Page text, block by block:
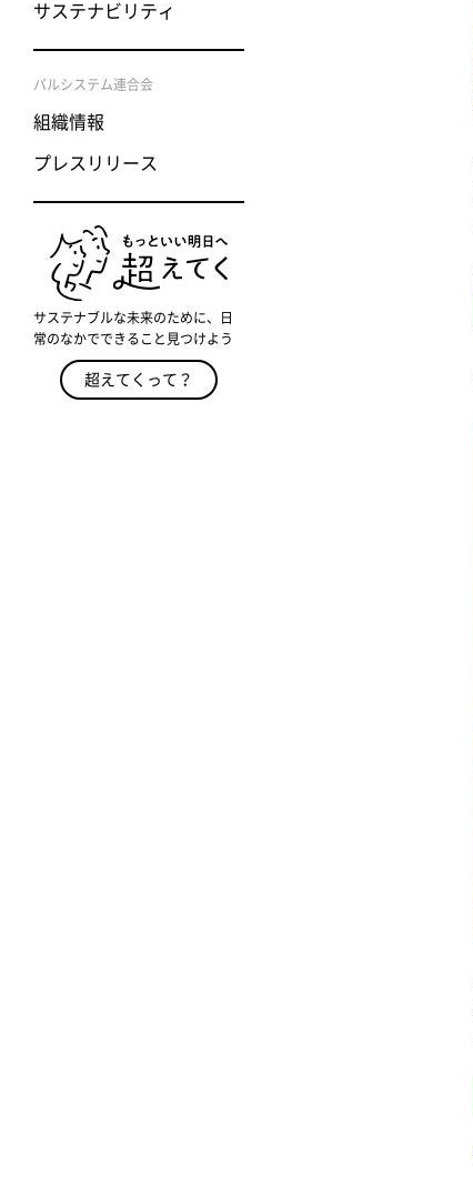
サステナビリティ
パルシステム連合会
組織情報
プレスリリース
サステナブルな未来のために、日
常のなかでできること見つけよう
超えてくって？